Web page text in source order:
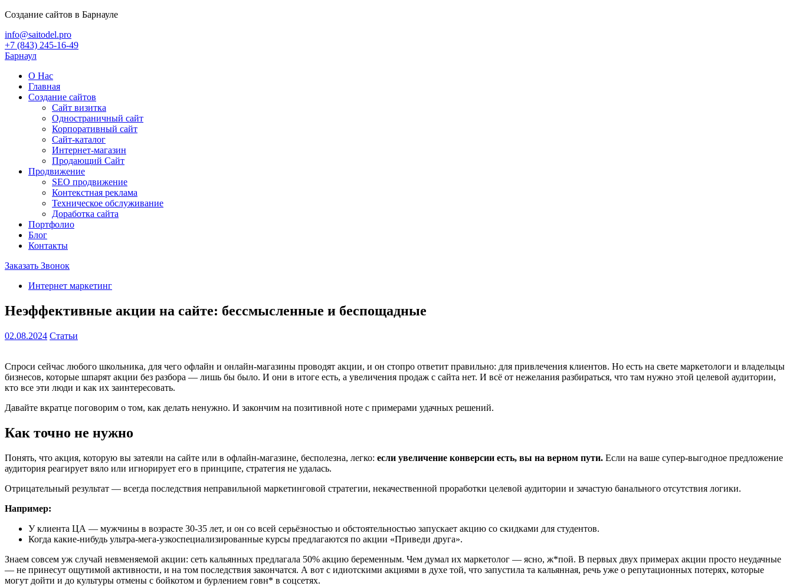
Создание сайтов в Барнауле
info@saitodel.pro
+7 (843) 245-16-49
Барнаул
О Нас
Главная
Создание сайтов
Сайт визитка
Одностраничный сайт
Корпоративный сайт
Сайт-каталог
Интернет-магазин
Продающий Сайт
Продвижение
SEO продвижение
Контекстная реклама
Техническое обслуживание
Доработка сайта
Портфолио
Блог
Контакты
Заказать Звонок
Интернет маркетинг
Неэффективные акции на сайте: бессмысленные и беспощадные
02.08.2024 Статьи
Спроси сейчас любого школьника, для чего офлайн и онлайн-магазины проводят акции, и он стопро ответит правильно: для привлечения клиентов. Но есть на свете маркетологи и владельцы
бизнесов, которые шпарят акции без разбора — лишь бы было. И они в итоге есть, а увеличения продаж с сайта нет. И всё от нежелания разбираться, что там нужно этой целевой аудитории,
кто все эти люди и как их заинтересовать.
Давайте вкратце поговорим о том, как делать ненужно. И закончим на позитивной ноте с примерами удачных решений.
Как точно не нужно
Понять, что акция, которую вы затеяли на сайте или в офлайн-магазине, бесполезна, легко: если увеличение конверсии есть, вы на верном пути. Если на ваше супер-выгодное предложение
аудитория реагирует вяло или игнорирует его в принципе, стратегия не удалась.
Отрицательный результат — всегда последствия неправильной маркетинговой стратегии, некачественной проработки целевой аудитории и зачастую банального отсутствия логики.
Например:
У клиента ЦА — мужчины в возрасте 30-35 лет, и он со всей серьёзностью и обстоятельностью запускает акцию со скидками для студентов.
Когда какие-нибудь ультра-мега-узкоспециализированные курсы предлагаются по акции «Приведи друга».
Знаем совсем уж случай невменяемой акции: сеть кальянных предлагала 50% акцию беременным. Чем думал их маркетолог — ясно, ж*пой. В первых двух примерах акции просто неудачные
— не принесут ощутимой активности, и на том последствия закончатся. А вот с идиотскими акциями в духе той, что запустила та кальянная, речь уже о репутационных потерях, которые
могут дойти и до культуры отмены с бойкотом и бурлением говн* в соцсетях.